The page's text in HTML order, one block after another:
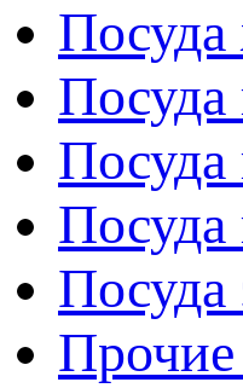
Посуда
Посуда
Посуда